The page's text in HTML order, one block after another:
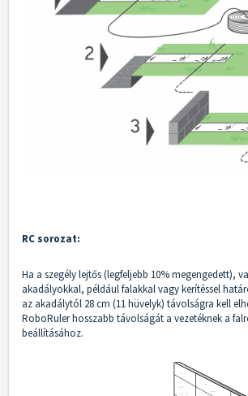
RC sorozat:
Ha a szegély lejtős (legfeljebb 10% megengedett),
akadályokkal, például falakkal vagy kerítéssel
az akadálytól 28 cm (11 hüvelyk) távolságra kell
RoboRuler hosszabb távolságát a vezetéknek a
beállításához.